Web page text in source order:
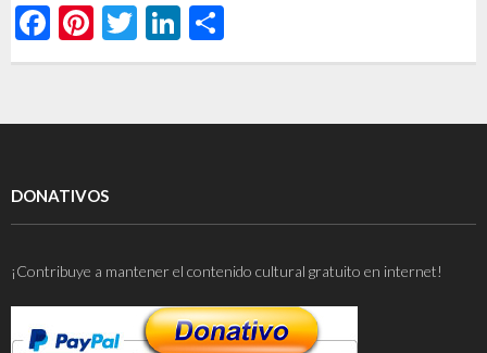
F
ac
b
o
k
Pi
nt
es
T
w
er
Li
n
dI
o
p
r
DONATIVOS
¡Contribuye a mantener el contenido cultural gratuito en internet!